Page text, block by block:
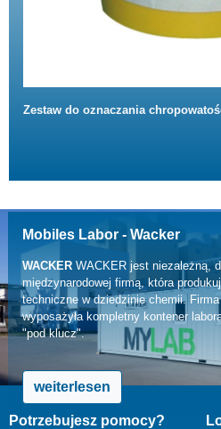
Zestaw do oznaczania
Mobiles Labor - Wacker
WACKERWACKER jest niezależną,
międzynarodowej firmą, która
techniczne w dziedzinie chemii.
wyposażyła kompletny kontener
"pod klucz".
weiterlesen
Potrzebujesz pomocy?